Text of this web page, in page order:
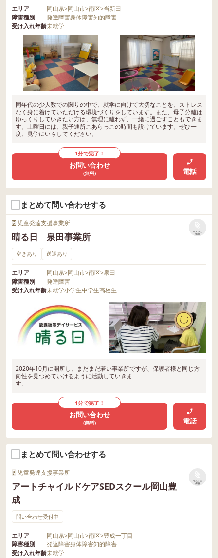
エリア 岡山県>岡山市>南区>当新田
障害種別
発達障害身体障害知的障害
受け入れ年齢未就学
同年代の少人数での関りの中で、就学に向けて大切なことを、ストレス
なく身に着けていただける環境づくりをしています。また、母子分離は
ゆっくりしていきたい方は、無理に離れず、一緒に過ごすこともできま
す。土曜日には、親子通所こあらっこの時間も設けています。ぜひ一
度、見学にいらしてください。
1分で完了！
お問い合わせ
(無料) 電話
まとめて問い合わせする
児童発達支援事業所
晴る日 泉田事業所
リストに
保存
空きあり 送迎あり
エリア 岡山県>岡山市>南区>泉田
障害種別
発達障害
受け入れ年齢未就学小学生中学生高校生
2020年10月に開所し、まだまだ若い事業所ですが、保護者様と同じ方
向性を見つめていけるように活動していきま
す。
1分で完了！
お問い合わせ
(無料) 電話
まとめて問い合わせする
児童発達支援事業所
アートチャイルドケアSEDスクール岡山豊
成
リストに
保存
問い合わせ受付中
エリア 岡山県>岡山市>南区>豊成一丁目
障害種別
発達障害身体障害知的障害
受け入れ年齢未就学